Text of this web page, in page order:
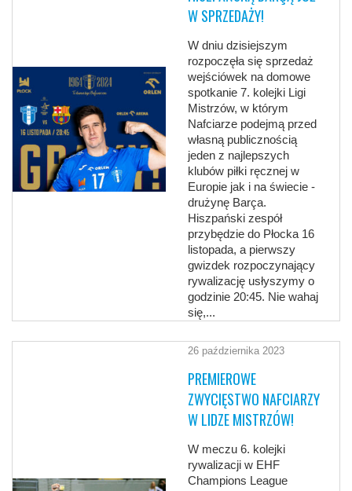
W SPRZEDAŻY!
W dniu dzisiejszym
rozpoczęła się sprzedaż
wejściówek na domowe
spotkanie 7. kolejki Ligi
Mistrzów, w którym
Nafciarze podejmą przed
własną publicznością
jeden z najlepszych
klubów piłki ręcznej w
Europie jak i na świecie -
drużynę Barça.
Hiszpański zespół
przybędzie do Płocka 16
listopada, a pierwszy
gwizdek rozpoczynający
rywalizację usłyszymy o
godzinie 20:45. Nie wahaj
się,...
26 października 2023
PREMIEROWE
ZWYCIĘSTWO NAFCIARZY
W LIDZE MISTRZÓW!
W meczu 6. kolejki
rywalizacji w EHF
Champions League